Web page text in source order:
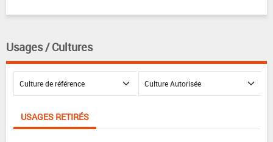
Usages / Cultures
USAGES RETIRÉS